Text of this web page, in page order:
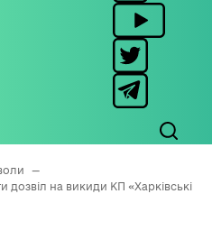
—
на викиди КП «Харківські